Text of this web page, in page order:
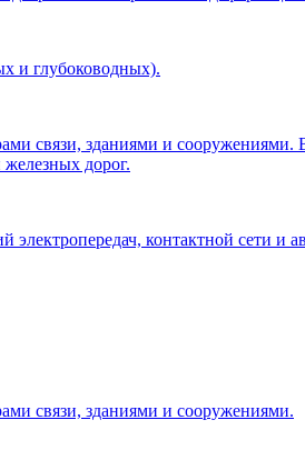
и глубоководных).
связи, зданиями и
дорог.
контактной сети
связи, зданиями и сооружениями.